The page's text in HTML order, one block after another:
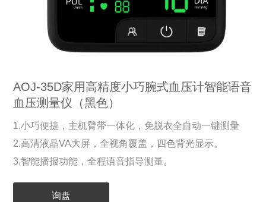
AOJ-35D家用高精度小巧腕式血压计智能语音
血压测量仪（黑色）
1.小巧便捷，主机臂带一体化，免脱衣全自动一键测量
2.高清液晶VA大屏，全视角覆盖，四色背光显示。
3.智能播报功能，全程语音指导测量。
询盘